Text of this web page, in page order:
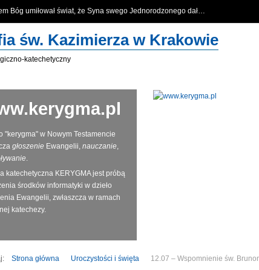
Bóg umiłował świat, że Syna swego Jednorodzonego dał…
św. Kazimierza w Krakowie
katechetyczny
"kerygma" w Nowym Testamencie
głoszenieEwangelii, nauczanie,
.
katechetyczna KERYGMA jest próbą
środków informatyki w dzieło
Ewangelii, zwłaszcza w ramach
katechezy.
Strona główna Uroczystości i święta 12.07 – Wspomnienie św.